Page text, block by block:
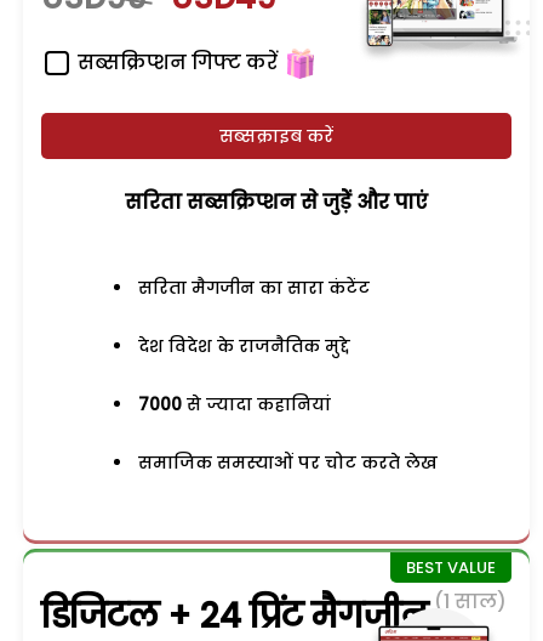
सब्सक्रिप्शन गिफ्ट करें
सब्सक्राइब करें
सरिता सब्सक्रिप्शन से जुड़ेें और पाएं
सरिता मैगजीन का सारा कंटेंट
देश विदेश के राजनैतिक मुद्दे
7000 से ज्यादा कहानियां
समाजिक समस्याओं पर चोट करते लेख
डिजिटल + 24 प्रिंट मैगजीन (1 साल)